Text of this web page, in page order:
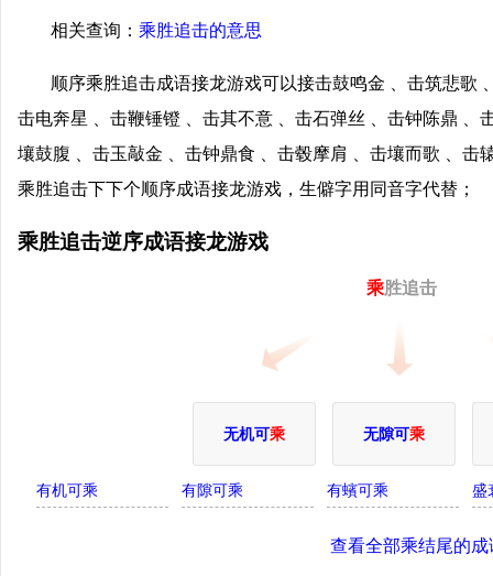
相关查询： 乘胜追击的意思
顺序乘胜追击成语接龙游戏可以接击鼓鸣金 、击筑悲歌
击电奔星 、击鞭锤镫 、击其不意 、击石弹丝 、击钟陈鼎 、
壤鼓腹 、击玉敲金 、击钟鼎食 、击毂摩肩 、击壤而歌 、击
乘胜追击下下个顺序成语接龙游戏，生僻字用同音字代替；
乘胜追击逆序成语接龙游戏
乘胜追击
无机可乘 无隙可乘
有机可乘 有隙可乘 有蠙可乘 盛
查看全部乘结尾的成